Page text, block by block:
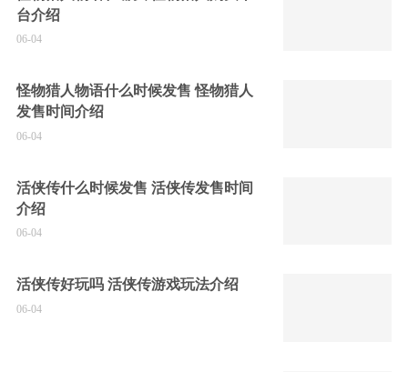
台介绍
06-04
怪物猎人物语什么时候发售 怪物猎人
发售时间介绍
06-04
活侠传什么时候发售 活侠传发售时间
介绍
06-04
活侠传好玩吗 活侠传游戏玩法介绍
06-04